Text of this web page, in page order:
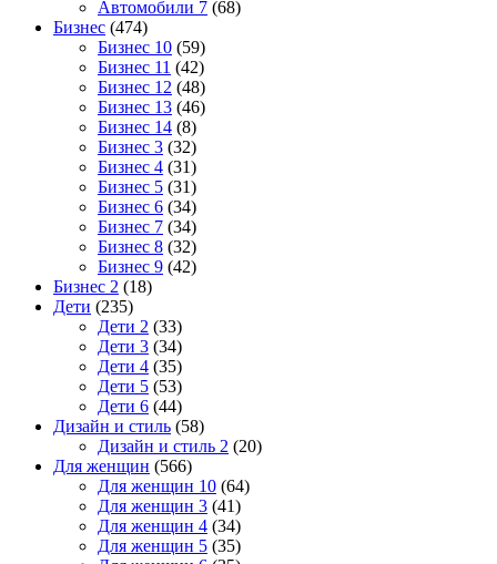
Автомобили 7 (68)
Бизнес (474)
Бизнес 10 (59)
Бизнес 11 (42)
Бизнес 12 (48)
Бизнес 13 (46)
Бизнес 14 (8)
Бизнес 3 (32)
Бизнес 4 (31)
Бизнес 5 (31)
Бизнес 6 (34)
Бизнес 7 (34)
Бизнес 8 (32)
Бизнес 9 (42)
Бизнес 2 (18)
Дети (235)
Дети 2 (33)
Дети 3 (34)
Дети 4 (35)
Дети 5 (53)
Дети 6 (44)
Дизайн и стиль (58)
Дизайн и стиль 2 (20)
Для женщин (566)
Для женщин 10 (64)
Для женщин 3 (41)
Для женщин 4 (34)
Для женщин 5 (35)